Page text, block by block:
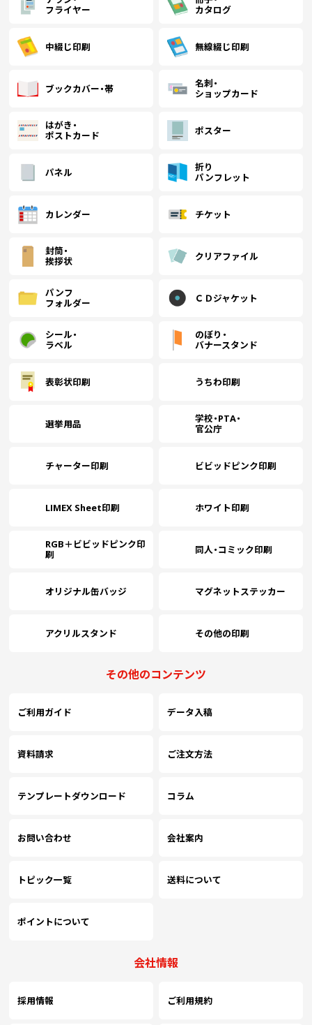
フライヤー
カタログ
中綴じ印刷 無線綴じ印刷
ブックカバー・帯
名刺・
ショップカード
はがき・
ポストカード
ポスター
パネル
折り
パンフレット
カレンダー チケット
封筒・
挨拶状
クリアファイル
パンフ
フォルダー
ＣＤジャケット
シール・
ラベル
のぼり・
バナースタンド
表彰状印刷 うちわ印刷
選挙用品
学校・PTA・
官公庁
チャーター印刷 ビビッドピンク印刷
LIMEX Sheet印刷 ホワイト印刷
RGB＋ビビッドピンク印
刷
同人・コミック印刷
オリジナル缶バッジ マグネットステッカー
アクリルスタンド その他の印刷
その他のコンテンツ
ご利用ガイド データ入稿
資料請求 ご注文方法
テンプレートダウンロード コラム
お問い合わせ 会社案内
トピック一覧 送料について
ポイントについて
会社情報
採用情報 ご利用規約